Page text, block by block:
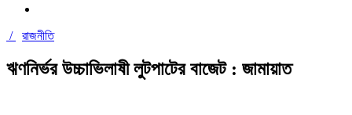
/ রাজনীতি
ঋণনির্ভর উচ্চাভিলাষী লুটপাটের বাজেট : জামায়াত